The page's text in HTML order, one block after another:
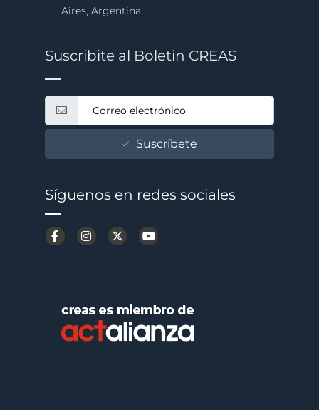
Aires, Argentina
Suscribite al Boletin CREAS
Suscríbete
Síguenos en redes sociales